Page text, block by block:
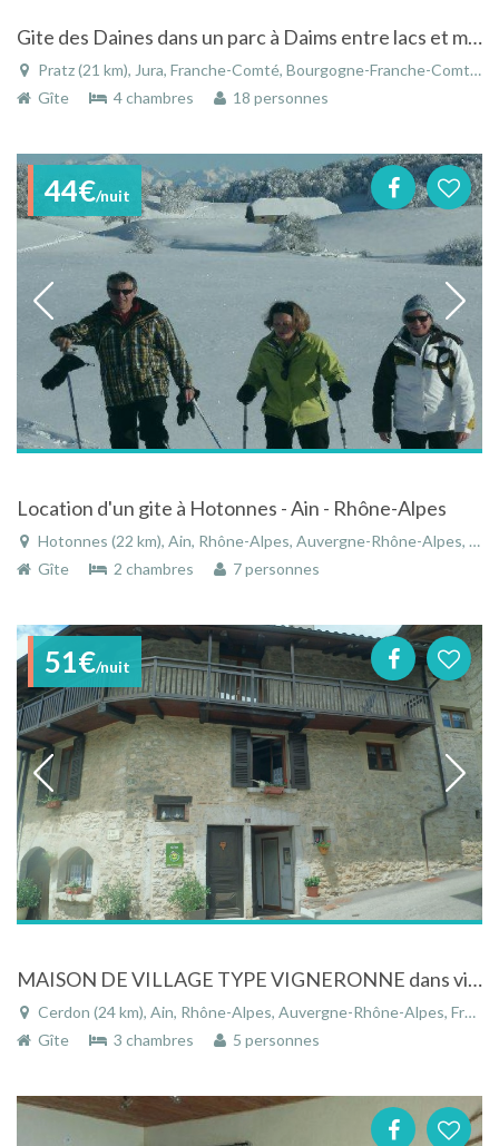
Gite des Daines dans un parc à Daims entre lacs et montagnes dans le Jura
Pratz (21 km), Jura, Franche-Comté, Bourgogne-Franche-Comté, France
Gîte
4 chambres 18 personnes
44€/nuit
Location d'un gite à Hotonnes - Ain - Rhône-Alpes
Hotonnes (22 km), Ain, Rhône-Alpes, Auvergne-Rhône-Alpes, France
Gîte
2 chambres 7 personnes
51€/nuit
MAISON DE VILLAGE TYPE VIGNERONNE dans village calme
Cerdon (24 km), Ain, Rhône-Alpes, Auvergne-Rhône-Alpes, France
Gîte
3 chambres 5 personnes